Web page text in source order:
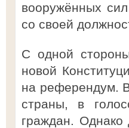
вооружённых
со своей
С одной
новой
на референдум.
страны, в
граждан. Однако